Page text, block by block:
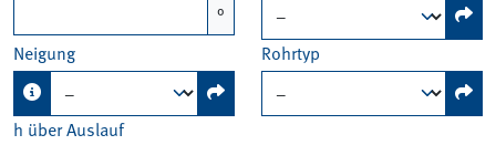
°
Neigung Rohrtyp
h über Auslauf